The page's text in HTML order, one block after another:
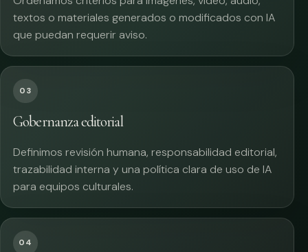
textos o materiales generados o modificados con IA
que puedan requerir aviso.
03
Gobernanza editorial
Definimos revisión humana, responsabilidad editorial,
trazabilidad interna y una política clara de uso de IA
para equipos culturales.
04